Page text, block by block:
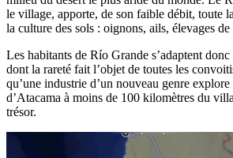
le village, apporte, de son faible débit, toute
la culture des sols : oignons, ails, élevages de
Les habitants de Río Grande s’adaptent donc
dont la rareté fait l’objet de toutes les
qu’une industrie d’un nouveau genre
d’Atacama à moins de 100 kilomètres du
trésor.